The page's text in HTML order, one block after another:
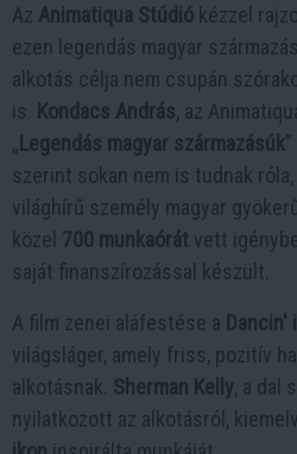
Az Animatiqua Stúdió kézzel
ezen legendás magyar
alkotás célja nem csupán
is.
Kondacs András, az
„ Legendás magyar származásúk
szerint sokan nem is tudnak
világhírű személy magyar
közel 700 munkaórát vett
saját finanszírozással készült.
A film zenei aláfestése a
világsláger, amely friss, pozitív
alkotásnak. Sherman Kelly, a dal
nyilatkozott az alkotásról,